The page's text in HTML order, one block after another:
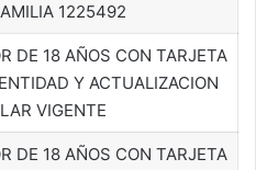
1225492
DE 18 AÑOS CON TARJETA
Y ACTUALIZACION
VIGENTE
DE 18 AÑOS CON TARJETA